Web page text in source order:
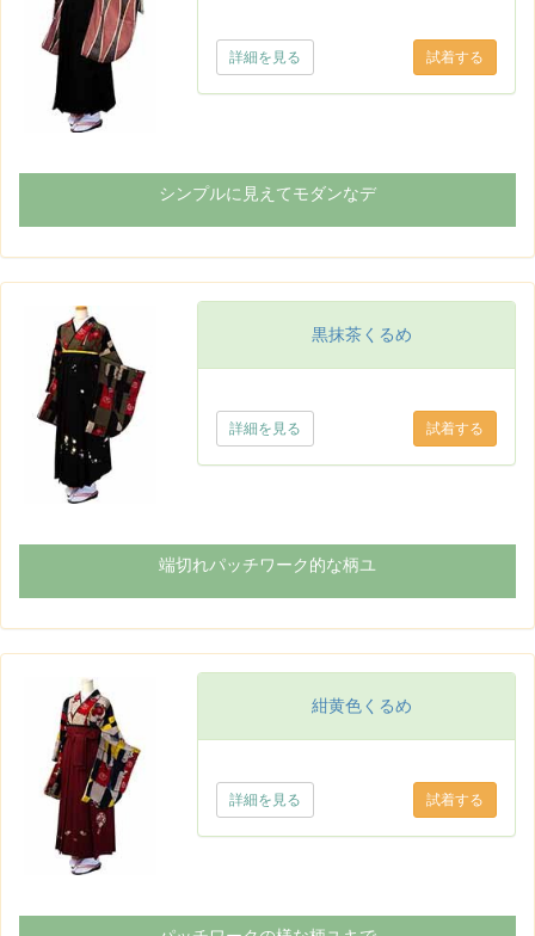
詳細を見る
シンプルに見えてモダンなデ
黒抹茶くるめ
詳細を見る
端切れパッチワーク的な柄ユ
紺黄色くるめ
詳細を見る